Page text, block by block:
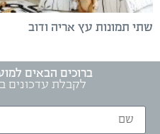
שתי תמונות עץ אריה ודוב
ברוכים הבאים
לקבלת עדכונים